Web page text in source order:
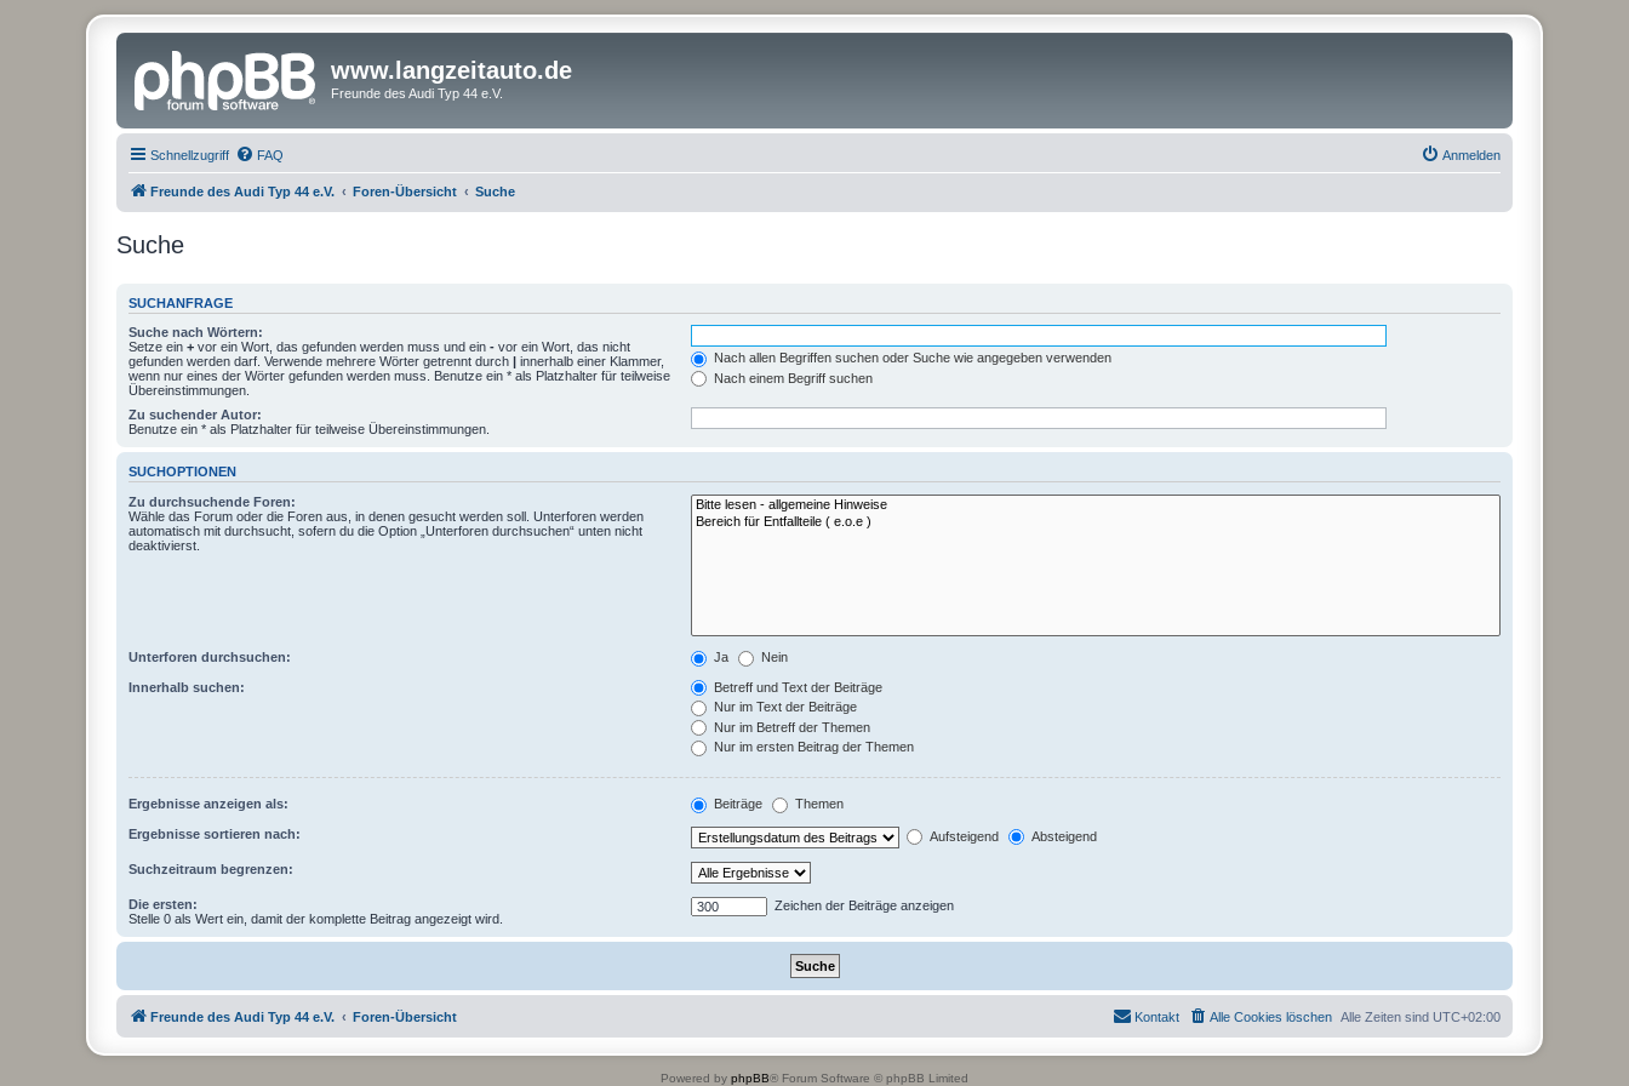
www.langzeitauto.de
Freunde des Audi Typ 44 e.V.
Schnellzugriff FAQ Anmelden
Freunde des Audi Typ 44 e.V. Foren-Übersicht Suche
Suche
SUCHANFRAGE
Suche nach Wörtern:
Setze ein + vor ein Wort, das gefunden werden muss und ein - vor ein Wort, das nicht
gefunden werden darf. Verwende mehrere Wörter getrennt durch | innerhalb einer Klammer,
wenn nur eines der Wörter gefunden werden muss. Benutze ein * als Platzhalter für teilweise
Übereinstimmungen.
Nach allen Begriffen suchen oder Suche wie angegeben verwenden
Nach einem Begriff suchen
Zu suchender Autor:
Benutze ein * als Platzhalter für teilweise Übereinstimmungen.
SUCHOPTIONEN
Zu durchsuchende Foren:
Wähle das Forum oder die Foren aus, in denen gesucht werden soll. Unterforen werden
automatisch mit durchsucht, sofern du die Option „Unterforen durchsuchen“ unten nicht
deaktivierst.
Unterforen durchsuchen: Ja Nein
Innerhalb suchen:
Betreff und Text der Beiträge
Nur im Text der Beiträge
Nur im Betreff der Themen
Nur im ersten Beitrag der Themen
Ergebnisse anzeigen als: Beiträge Themen
Ergebnisse sortieren nach: Aufsteigend Absteigend
Suchzeitraum begrenzen:
Die ersten:
Stelle 0 als Wert ein, damit der komplette Beitrag angezeigt wird.
Zeichen der Beiträge anzeigen
Freunde des Audi Typ 44 e.V. Foren-Übersicht Alle Zeiten sind UTC+02:00
Alle Cookies löschen
Kontakt
Powered by phpBB® Forum Software © phpBB Limited